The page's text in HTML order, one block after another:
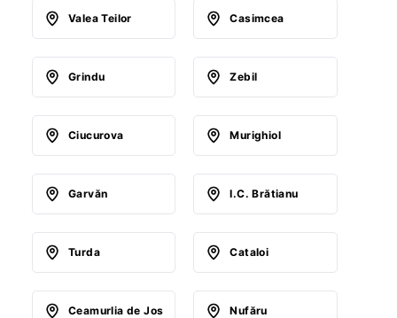
Valea Teilor Casimcea
Grindu Zebil
Ciucurova Murighiol
Garvăn I.C. Brătianu
Turda Cataloi
Ceamurlia de Jos Nufăru